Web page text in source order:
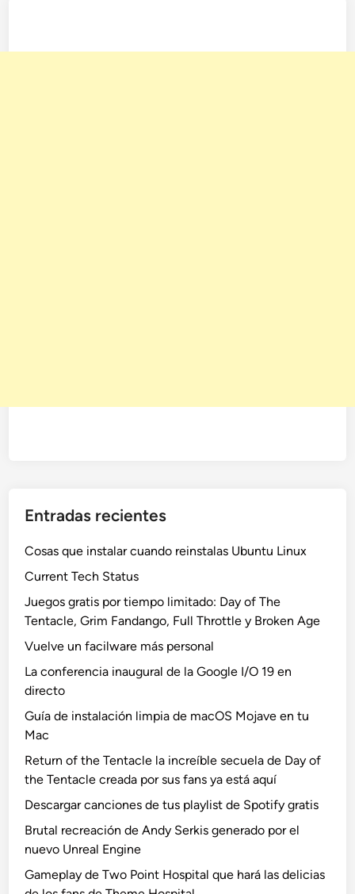
Entradas recientes
Cosas que instalar cuando reinstalas Ubuntu Linux
Current Tech Status
Juegos gratis por tiempo limitado: Day of The
Tentacle, Grim Fandango, Full Throttle y Broken Age
Vuelve un facilware más personal
La conferencia inaugural de la Google I/O 19 en
directo
Guía de instalación limpia de macOS Mojave en tu
Mac
Return of the Tentacle la increíble secuela de Day of
the Tentacle creada por sus fans ya está aquí
Descargar canciones de tus playlist de Spotify gratis
Brutal recreación de Andy Serkis generado por el
nuevo Unreal Engine
Gameplay de Two Point Hospital que hará las delicias